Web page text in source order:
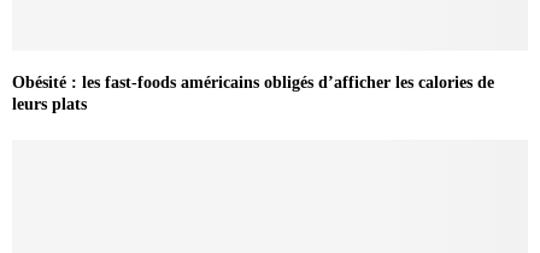
Obésité : les fast-foods américains obligés d’afficher les calories de
leurs plats